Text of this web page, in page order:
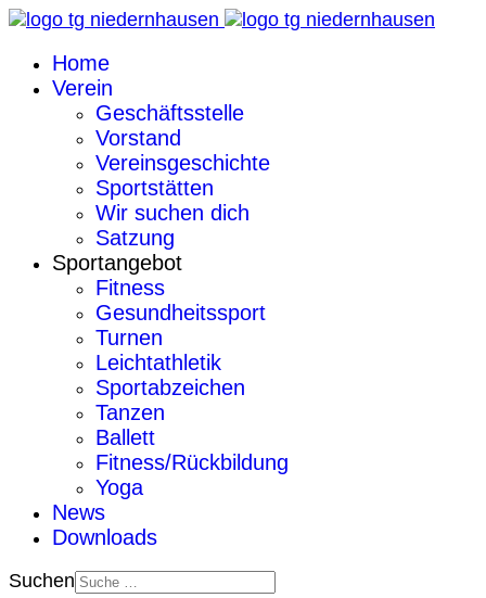
Home
Verein
Geschäftsstelle
Vorstand
Vereinsgeschichte
Sportstätten
Wir suchen dich
Satzung
Sportangebot
Fitness
Gesundheitssport
Turnen
Leichtathletik
Sportabzeichen
Tanzen
Ballett
Fitness/Rückbildung
Yoga
News
Downloads
Suchen